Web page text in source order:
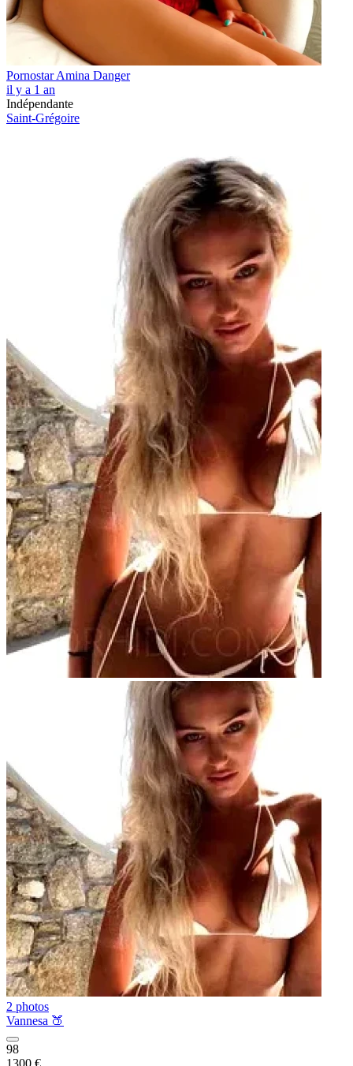
Pornostar Amina Danger
il y a 1 an
Indépendante
Saint-Grégoire
2 photos
Vannesa 🍑
98
1300 €